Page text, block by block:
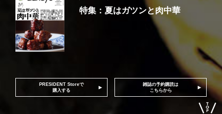
特集：夏はガツンと肉中華
PRESIDENT Storeで
購入する
雑誌の予約購読は
こちらから